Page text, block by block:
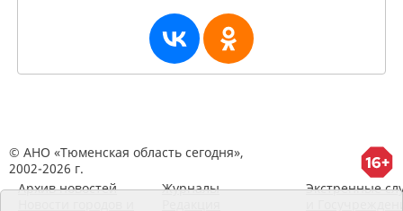
© АНО «Тюменская область сегодня»,
2002-2026 г.
Архив новостей
Журналы
Экстренные